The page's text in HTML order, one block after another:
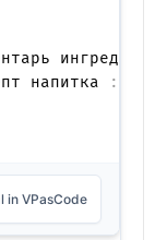
напитка :
in VPasCode